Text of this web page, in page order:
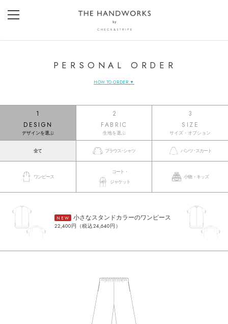
PERSONAL ORDER
HOW TO ORDER ▼
1
DESIGN
デザインを選ぶ
2
FABRIC
生地を選ぶ
3
SIZE
サイズ・オプション
全て ブラウス･シャツ パンツ･スカート
ワンピース
コート・
ジャケット
小物・キッズ
NEW 小さなスタンドカラーのワンピース
22,400円（税込24,640円）